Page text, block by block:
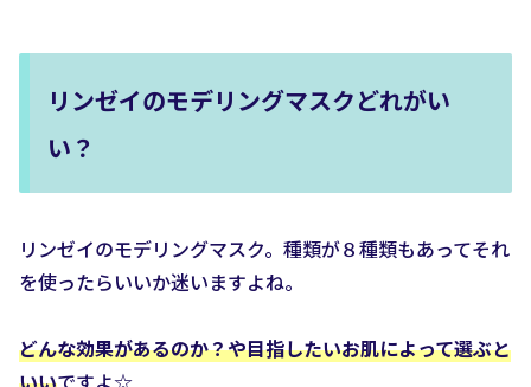
リンゼイのモデリングマスクどれがい
い？
リンゼイのモデリングマスク。種類が８種類もあってそれ
を使ったらいいか迷いますよね。
どんな効果があるのか？や目指したいお肌によって選ぶと